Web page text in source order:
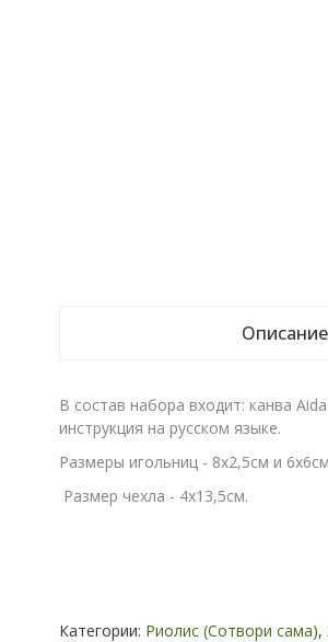
Описание
В состав набора входит: канва
инструкция на русском языке.
Размеры игольниц - 8х2,5см и 6х6см
Размер чехла - 4х13,5см.
Категории: Риолис (Сотвори сама),